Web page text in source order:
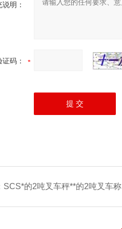
明：
证码：
SCS*的2吨叉车秤**的2吨叉车称